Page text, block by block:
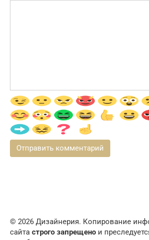
© 2026 Дизайнерия. Копирование
сайта строго запрещено и